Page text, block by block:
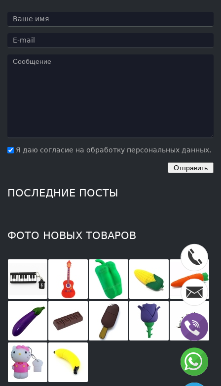
Я даю согласие на обработку персональных данных.
ПОСЛЕДНИЕ ПОСТЫ
ФОТО НОВЫХ ТОВАРОВ